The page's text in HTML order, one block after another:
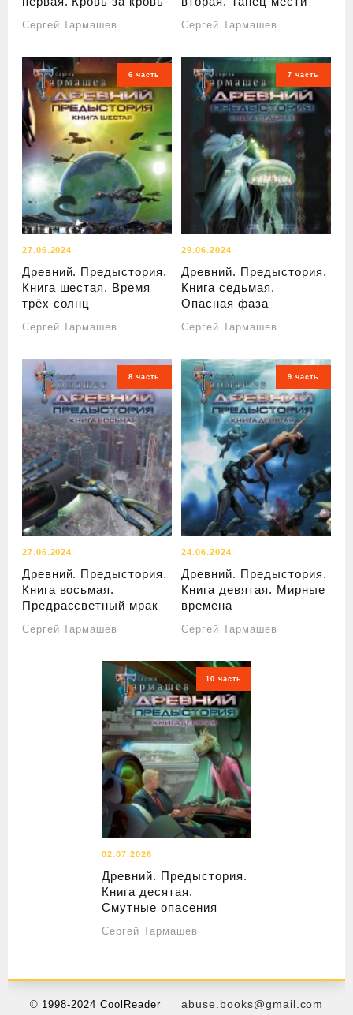
Сергей Тармашев Сергей Тармашев
6 часть
27.06.2024
Древний. Предыстория.
Книга шестая. Время
трёх солнц
Сергей Тармашев
7 часть
29.06.2024
Древний. Предыстория.
Книга седьмая.
Опасная фаза
Сергей Тармашев
8 часть
27.06.2024
Древний. Предыстория.
Книга восьмая.
Предрассветный мрак
Сергей Тармашев
9 часть
24.06.2024
Древний. Предыстория.
Книга девятая. Мирные
времена
Сергей Тармашев
10 часть
02.07.2026
Древний. Предыстория.
Книга десятая.
Смутные опасения
Сергей Тармашев
© 1998-2024 CoolReader abuse.books@gmail.com